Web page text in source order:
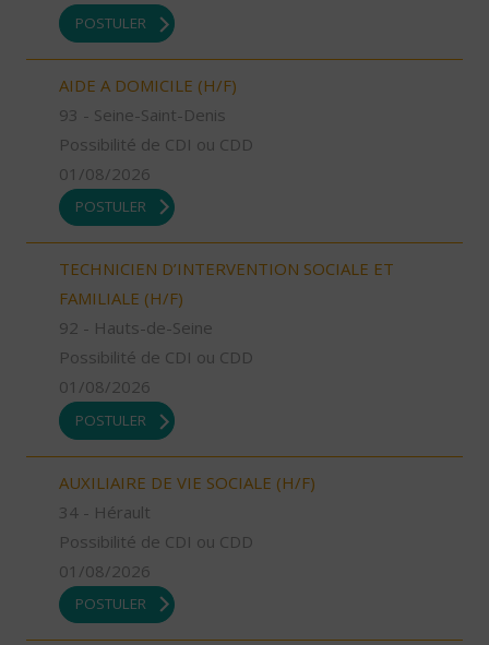
POSTULER
AIDE A DOMICILE (H/F)
93 - Seine-Saint-Denis
Possibilité de CDI ou CDD
01/08/2026
POSTULER
TECHNICIEN D’INTERVENTION SOCIALE ET
FAMILIALE (H/F)
92 - Hauts-de-Seine
Possibilité de CDI ou CDD
01/08/2026
POSTULER
AUXILIAIRE DE VIE SOCIALE (H/F)
34 - Hérault
Possibilité de CDI ou CDD
01/08/2026
POSTULER